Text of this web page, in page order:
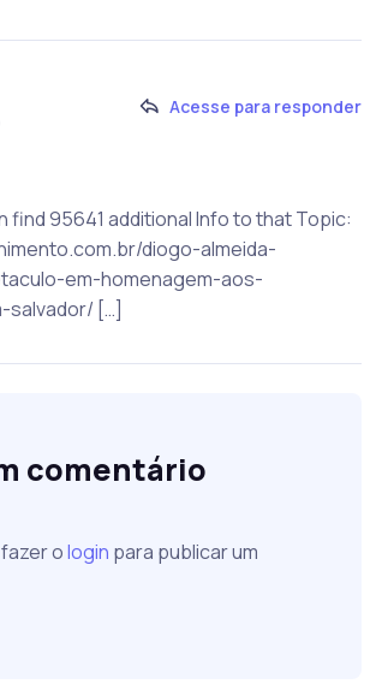
Acesse para responder
find 95641 additional Info to that Topic:
diogo-almeida-
em-homenagem-aos-
[…]
comentário
ologin para publicar um